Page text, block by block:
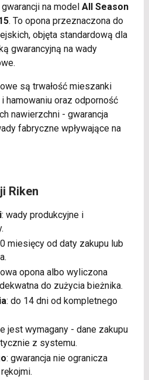
na model All Season
. To opona przeznaczona do
objęta standardową dla
gwarancyjną na wady
są trwałość mieszanki
hamowaniu oraz odporność
nawierzchni - gwarancja
fabryczne wpływające na
Riken
: wady produkcyjne i
miesięcy od daty zakupu lub
opona albo wyliczona
do zużycia bieżnika.
: do 14 dni od kompletnego
jest wymagany - dane zakupu
z systemu.
: gwarancja nie ogranicza